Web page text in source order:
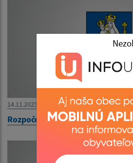
14.11.2025
Rozpočet obce Ľubotín 2026-